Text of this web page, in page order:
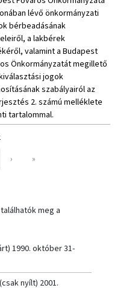
lévő önkormányzati
bérbeadásának
a lakbérek
valamint a Budapest
Önkormányzatát megillető
jogok
szabályairól az
2. számú melléklete
tartalommal.
› »
meg a
1990. október 31-
nyílt) 2001.